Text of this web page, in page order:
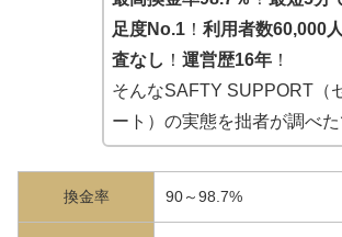
足度No.1！ 利用者数60,000
査なし ！ 運営歴16年！
そんなSAFTY SUPPORT（
ート）の実態を拙者が調べた
換金率 90～98.7%